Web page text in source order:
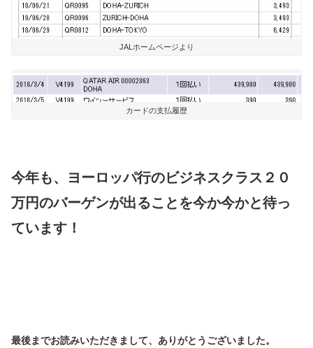
JALホームページより
カードの支払履歴
今年も、ヨーロッパ行のビジネスクラス２０
万円のバーゲンが出ることを今か今かと待っ
ています！
最後までお読みいただきまして、ありがとうございました。